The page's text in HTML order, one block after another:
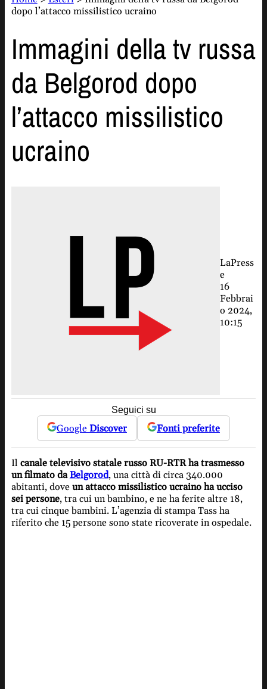
dopo l’attacco missilistico ucraino
Immagini della tv russa
da Belgorod dopo
l’attacco missilistico
ucraino
LaPress
e
16
Febbrai
o 2024,
10:15
Seguici su
Google Discover Fonti preferite
Il canale televisivo statale russo RU-RTR ha trasmesso
un filmato daBelgorod, una città di circa 340.000
abitanti, dove un attacco missilistico ucraino ha ucciso
sei persone, tra cui un bambino, e ne ha ferite altre 18,
tra cui cinque bambini. L’agenzia di stampa Tass ha
riferito che 15 persone sono state ricoverate in ospedale.